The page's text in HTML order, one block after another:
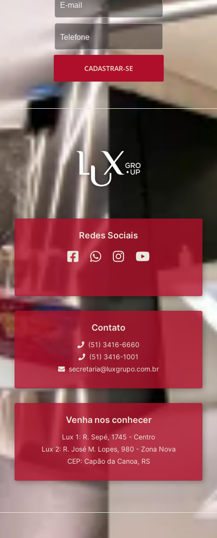
CADASTRAR-SE
Redes Sociais
Contato
(51) 3416-6660
(51) 3416-1001
secretaria@luxgrupo.com.br
Venha nos conhecer
Lux 1: R. Sepé, 1745 - Centro
Lux 2: R. José M. Lopes, 980 - Zona Nova
CEP: Capão da Canoa, RS